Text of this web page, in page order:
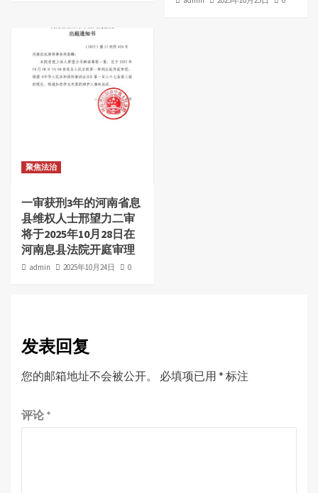
聚焦法治
一审获刑3年的河南省息
县维权人士邢望力二审
将于2025年10月28日在
河南息县法院开庭审理
admin 2025年10月24日 0
发表回复
您的邮箱地址不会被公开。 必填项已用 * 标注
评论 *